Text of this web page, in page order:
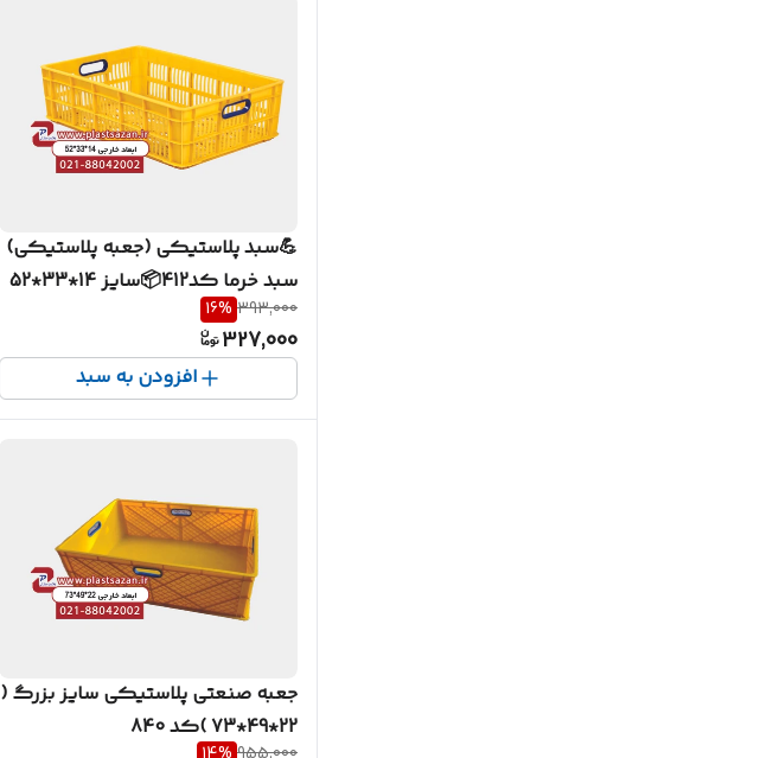
💪سبد پلاستیکی (جعبه پلاستیکی)
سبد خرما کد412📦سایز 14*33*52
393,000
16%
327,000
افزودن به سبد
جعبه صنعتی پلاستیکی سایز بزرگ (
22*49*73 )کد 840